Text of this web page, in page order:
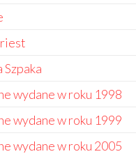
Szpaka
wydane w roku 1998
wydane w roku 1999
wydane w roku 2005